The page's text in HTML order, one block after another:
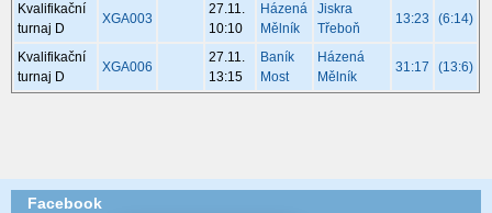
Kvalifikační
turnaj D
XGA003
27.11.
10:10
Házená
Mělník
Jiskra
Třeboň
13:23 (6:14)
Kvalifikační
turnaj D
XGA006
27.11.
13:15
Baník
Most
Házená
Mělník
31:17 (13:6)
Facebook